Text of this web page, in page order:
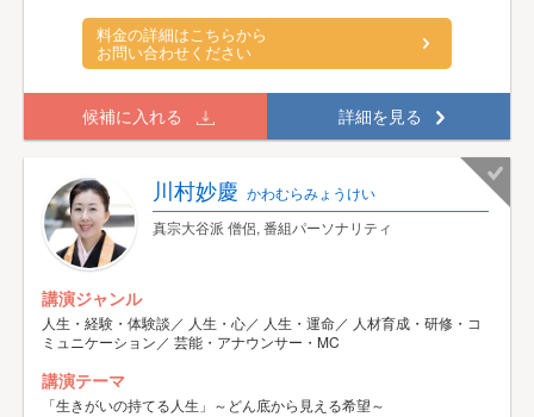
料金の詳細はこちらから
お問い合わせください
候補に入れる 詳細を見る
川村妙慶 かわむらみょうけい
真宗大谷派 僧侶, 番組パーソナリティ
講演ジャンル
人生・経験・体験談／ 人生・心／ 人生・運命／ 人材育成・研修・コ
ミュニケーション／ 芸能・アナウンサー・MC
講演テーマ
「生きがいの持てる人生」～どん底から見える希望～